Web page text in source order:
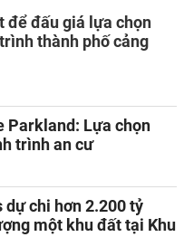
để đấu giá lựa chọn
thành phố cảng
Parkland: Lựa chọn
trình an cư
dự chi hơn 2.200 tỷ
một khu đất tại Khu